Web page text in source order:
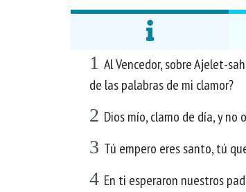
1 Al Vencedor, sobre Ajelet-
de las palabras de mi clamor?
2 Dios mío, clamo de día, y no
3 Tú empero eres santo, tú
4 En ti esperaron nuestros